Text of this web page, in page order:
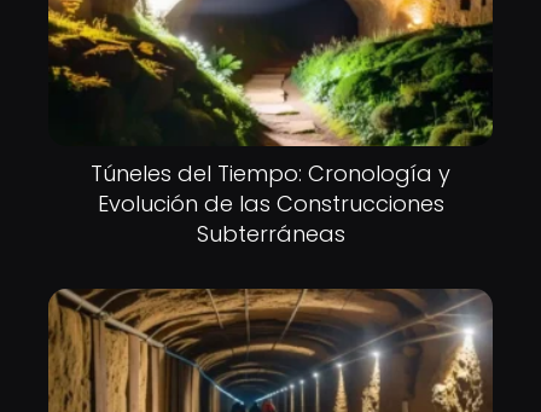
Túneles del Tiempo: Cronología y
Evolución de las Construcciones
Subterráneas